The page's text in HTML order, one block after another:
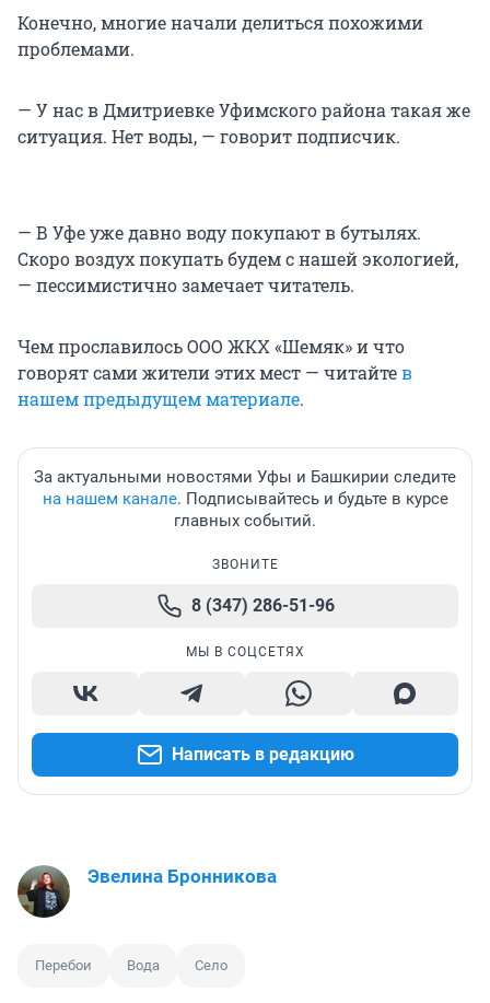
Конечно, многие начали делиться похожими
проблемами.
— У нас в Дмитриевке Уфимского района такая же
ситуация. Нет воды, — говорит подписчик.
— В Уфе уже давно воду покупают в бутылях.
Скоро воздух покупать будем с нашей экологией,
— пессимистично замечает читатель.
Чем прославилось ООО ЖКХ «Шемяк» и что
говорят сами жители этих мест — читайтев
нашем предыдущем материале.
За актуальными новостями Уфы и Башкирии следите
на нашем канале. Подписывайтесь и будьте в курсе
главных событий.
ЗВОНИТЕ
8 (347) 286-51-96
МЫ В СОЦСЕТЯХ
Написать в редакцию
Эвелина Бронникова
Перебои Вода Село